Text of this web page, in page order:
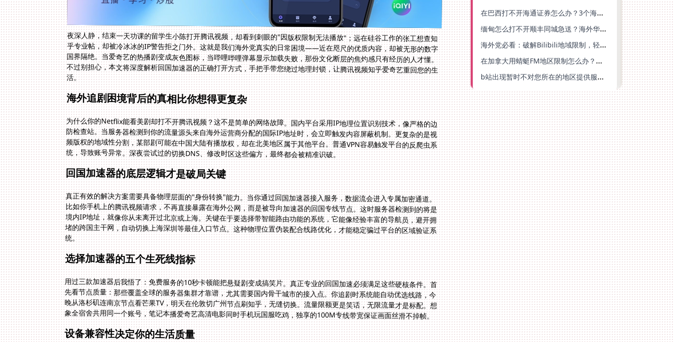
夜深人静，结束一天功课的留学生小陈打开腾讯视频，却看到刺眼的"因版权限制无法播放"；远在硅谷工作的张工想查知
乎专业帖，却被冷冰冰的IP警告拒之门外。这就是我们海外党真实的日常困境——近在咫尺的优质内容，却被无形的数字
国界隔绝。当爱奇艺的热播剧变成灰色图标，当哔哩哔哩弹幕显示加载失败，那份文化断层的焦灼感只有经历的人才懂。
不过别担心，本文将深度解析回国加速器的正确打开方式，手把手带您绕过地理封锁，让腾讯视频知乎爱奇艺重回您的生
活。
海外追剧困境背后的真相比你想得更复杂
为什么你的Netflix能看美剧却打不开腾讯视频？这不是简单的网络故障。国内平台采用IP地理位置识别技术，像严格的边
防检查站。当服务器检测到你的流量源头来自海外运营商分配的国际IP地址时，会立即触发内容屏蔽机制。更复杂的是视
频版权的地域性分割，某部剧可能在中国大陆有播放权，却在北美地区属于其他平台。普通VPN容易触发平台的反爬虫系
统，导致账号异常。深夜尝试过的切换DNS、修改时区这些偏方，最终都会被精准识破。
回国加速器的底层逻辑才是破局关键
真正有效的解决方案需要具备物理层面的"身份转换"能力。当你通过回国加速器接入服务，数据流会进入专属加密通道。
比如你手机上的腾讯视频请求，不再直接暴露在海外公网，而是被导向加速器的回国专线节点。这时服务器检测到的将是
境内IP地址，就像你从未离开过北京或上海。关键在于要选择带智能路由功能的系统，它能像经验丰富的导航员，避开拥
堵的跨国主干网，自动切换上海深圳等最佳入口节点。这种物理位置伪装配合线路优化，才能稳定骗过平台的区域验证系
统。
选择加速器的五个生死线指标
用过三款加速器后我悟了：免费服务的10秒卡顿能把悬疑剧变成搞笑片。真正专业的回国加速必须满足这些硬核条件。首
先看节点质量：那些覆盖全球的服务器集群才靠谱，尤其需要国内骨干城市的接入点。你追剧时系统能自动优选线路，今
晚从洛杉矶连南京节点看芒果TV，明天在伦敦切广州节点刷知乎，无缝切换。流量限额更是笑话，无限流量才是标配。想
象全宿舍共用同一个账号，笔记本播爱奇艺高清电影同时手机玩国服吃鸡，独享的100M专线带宽保证画面丝滑不掉帧。
设备兼容性决定你的生活质量
在巴西打不开海通证券怎么办？3个海外生活痛点的统一解决方案
缅甸怎么打不开顺丰同城急送？海外华人必备的回国加速指南（附B站会员游戏解决方案）
海外党必看：破解Bilibili地域限制，轻松追剧听歌还能流畅理财的实用指南
在加拿大用蜻蜓FM地区限制怎么办？海外党亲测有效的回国加速方案
b站出现暂时不对您所在的地区提供服务怎么回事？海外党亲测有效的回国加速方案